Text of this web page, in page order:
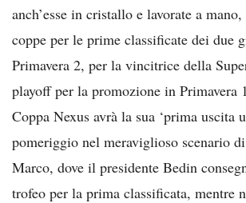
anch’esse in cristallo e lavorate a
coppe per le prime classificate dei due
Primavera 2, per la vincitrice della
playoff per la promozione in Primavera
Coppa Nexus avrà la sua ‘prima uscita
pomeriggio nel meraviglioso scenario
Marco, dove il presidente Bedin
trofeo per la prima classificata, mentre